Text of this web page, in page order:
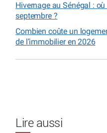
Hivernage au Sénégal :
septembre ?
Combien coûte un
de l’immobilier en 2026
Lire aussi